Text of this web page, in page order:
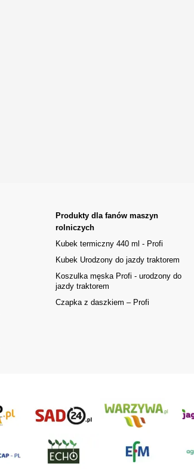
Produkty dla fanów maszyn
rolniczych
Kubek termiczny 440 ml - Profi
Kubek Urodzony do jazdy traktorem
Koszulka męska Profi - urodzony do
jazdy traktorem
Czapka z daszkiem – Profi